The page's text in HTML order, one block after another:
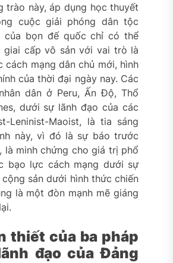
trào này, áp dụng học thuyết
cuộc giải phóng dân tộc
của bọn đế quốc chỉ có thể
giai cấp vô sản với vai trò là
cách mạng dân chủ mới, hình
của thời đại ngày nay. Các
dân ở Peru, Ấn Độ, Thổ
dưới sự lãnh đạo của các
Leninist-Maoist, là tia sáng
này, vì đó là sự báo trước
là minh chứng cho giá trị phổ
bạo lực cách mạng dưới sự
sản dưới hình thức chiến
là một đòn mạnh mẽ giáng
thiết của ba pháp
đạo của Đảng